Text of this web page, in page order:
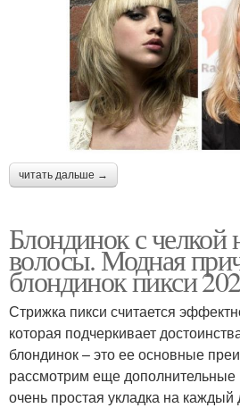
читать дальше →
Блондинок с челкой
волосы. Модная
блондинок пикси
Стрижка пикси считается
которая подчеркивает
блондинок – это ее основные
рассмотрим еще дополнительные
очень простая укладка на каждый